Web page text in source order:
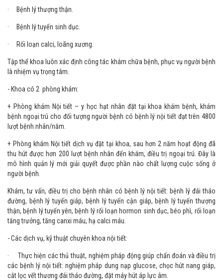
· Bệnh lý thượng thận.
· Bệnh lý tuyến sinh dục.
· Rối loạn calci, loãng xương.
Tập thể khoa luôn xác định công tác khám chữa bệnh, phục vụ người bệnh
là nhiệm vụ trọng tâm.
- Khoa có 2 phòng khám:
+ Phòng khám Nội tiết – y học hạt nhân đặt tại khoa khám bệnh, khám
bệnh ngoại trú cho đối tượng người bệnh có bệnh lý nội tiết đạt trên 4800
lượt bệnh nhân/năm.
+ Phòng khám Nội tiết dịch vụ đặt tại khoa, sau hơn 2 năm hoạt động đã
thu hút được hơn 200 lượt bệnh nhân đến khám, điều trị ngoại trú. Đây là
mô hình quản lý mới giải quyết được phần nào chất lượng cuộc sống ở
người bệnh.
Khám, tư vấn, điều trị cho bệnh nhân có bệnh lý nội tiết: bệnh lý đái tháo
đường, bệnh lý tuyến giáp, bệnh lý tuyến cận giáp, bệnh lý tuyến thượng
thận, bệnh lý tuyến yên, bệnh lý rối loạn hormon sinh dục, béo phì, rối loạn
tăng trưởng, tăng canxi máu, hạ calci máu.
- Các dịch vụ, kỹ thuật chuyên khoa nội tiết:
· Thực hiện các thủ thuật, nghiệm pháp động giúp chẩn đoán và điều trị
các bệnh lý nội tiết: nghiệm pháp dung nạp glucose, chọc hút nang giáp,
cắt lọc vết thương đái tháo đường, đặt máy hút áp lực âm.